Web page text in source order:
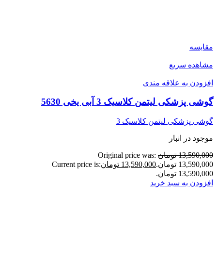
مقایسه
مشاهده سریع
افزودن به علاقه مندی
گوشی پزشکی لیتمن کلاسیک 3 آبی یخی 5630
گوشی پزشکی لیتمن کلاسیک 3
موجود در انبار
13,590,000 تومان
Original price was:
13,590,000 تومان.
13,590,000 تومان
Current price is:
13,590,000 تومان.
افزودن به سبد خرید